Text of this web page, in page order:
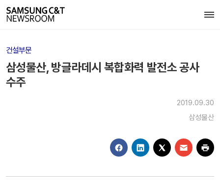
건설부문
삼성물산, 방글라데시 복합화력 발전소 공사
수주
2019.09.30
삼성물산